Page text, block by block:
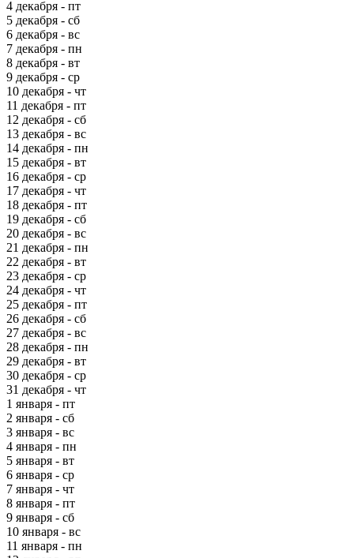
4 декабря - пт
5 декабря - сб
6 декабря - вс
7 декабря - пн
8 декабря - вт
9 декабря - ср
10 декабря - чт
11 декабря - пт
12 декабря - сб
13 декабря - вс
14 декабря - пн
15 декабря - вт
16 декабря - ср
17 декабря - чт
18 декабря - пт
19 декабря - сб
20 декабря - вс
21 декабря - пн
22 декабря - вт
23 декабря - ср
24 декабря - чт
25 декабря - пт
26 декабря - сб
27 декабря - вс
28 декабря - пн
29 декабря - вт
30 декабря - ср
31 декабря - чт
1 января - пт
2 января - сб
3 января - вс
4 января - пн
5 января - вт
6 января - ср
7 января - чт
8 января - пт
9 января - сб
10 января - вс
11 января - пн